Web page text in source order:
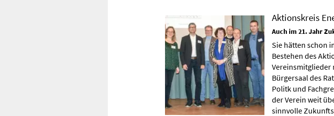
Aktionskreis
Auch im 21. Jahr
Sie hätten schon
Bestehen des
Vereinsmitglieder
Bürgersaal des
Politk und
der Verein weit
sinnvolle